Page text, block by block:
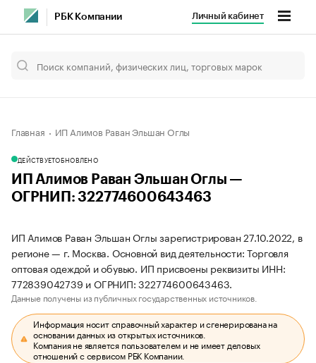
РБК Компании Личный кабинет
Главная ИП Алимов Раван Эльшан Оглы
ДЕЙСТВУЕТОБНОВЛЕНО
ИП Алимов Раван Эльшан Оглы —
ОГРНИП: 322774600643463
ИП Алимов Раван Эльшан Оглы зарегистрирован 27.10.2022, в
регионе — г. Москва. Основной вид деятельности: Торговля
оптовая одеждой и обувью. ИП присвоены реквизиты ИНН:
772839042739 и ОГРНИП: 322774600643463.
Данные получены из публичных государственных источников.
Информация носит справочный характер и сгенерирована на
основании данных из открытых источников.
Компания не является пользователем и не имеет деловых
отношений с сервисом РБК Компании.